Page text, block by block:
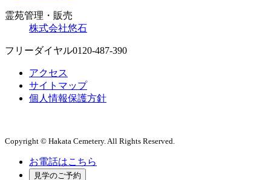
霊苑管理・販売
株式会社悠石
フリーダイヤル0120-487-390
アクセス
サイトマップ
個人情報保護方針
Copyright © Hakata Cemetery. All Rights Reserved.
お電話はこちら